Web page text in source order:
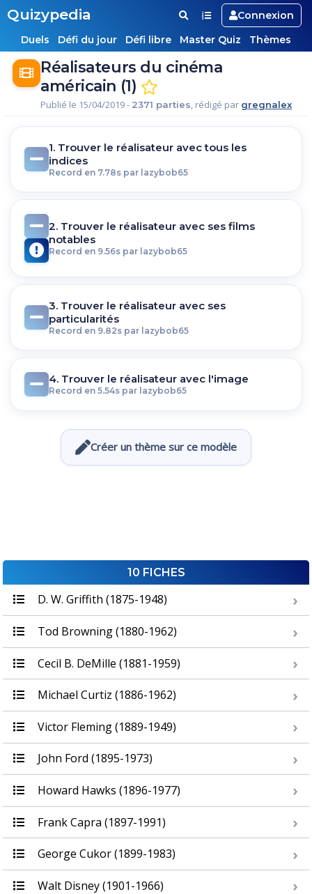
Quizypedia
Connexion
Duels
Défi du jour Défi libre Master Quiz Thèmes
Réalisateurs du cinéma
américain (1)
Publié le 15/04/2019 - 2371 parties, rédigé par gregnalex
1. Trouver le réalisateur avec tous les
indices
Record en 7.78s par lazybob65
2. Trouver le réalisateur avec ses films
notables
Record en 9.56s par lazybob65
3. Trouver le réalisateur avec ses
particularités
Record en 9.82s par lazybob65
4. Trouver le réalisateur avec l'image
Record en 5.54s par lazybob65
Créer un thème sur ce modèle
10 FICHES
D. W. Griffith (1875-1948)
Tod Browning (1880-1962)
Cecil B. DeMille (1881-1959)
Michael Curtiz (1886-1962)
Victor Fleming (1889-1949)
John Ford (1895-1973)
Howard Hawks (1896-1977)
Frank Capra (1897-1991)
George Cukor (1899-1983)
Walt Disney (1901-1966)